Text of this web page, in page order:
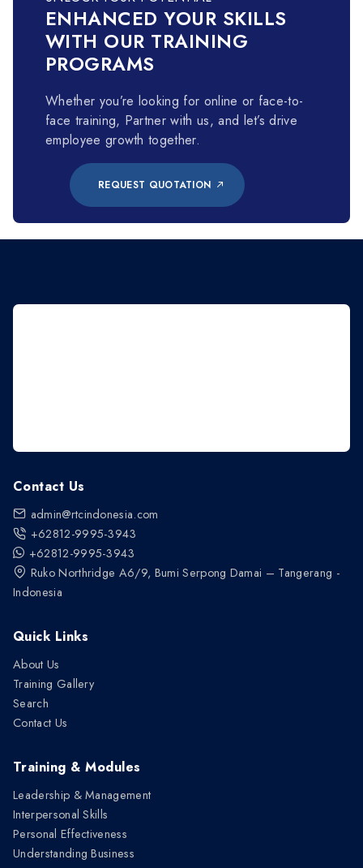
ENHANCED YOUR SKILLS
WITH OUR TRAINING
PROGRAMS
Whether you’re looking for online or face-to-
face training, Partner with us, and let’s drive
employee growth together.
REQUEST QUOTATION
Contact Us
admin@rtcindonesia.com
+62812-9995-3943
+62812-9995-3943
Ruko Northridge A6/9, Bumi Serpong Damai – Tangerang -
Indonesia
Quick Links
About Us
Training Gallery
Search
Contact Us
Training & Modules
Leadership & Management
Interpersonal Skills
Personal Effectiveness
Understanding Business